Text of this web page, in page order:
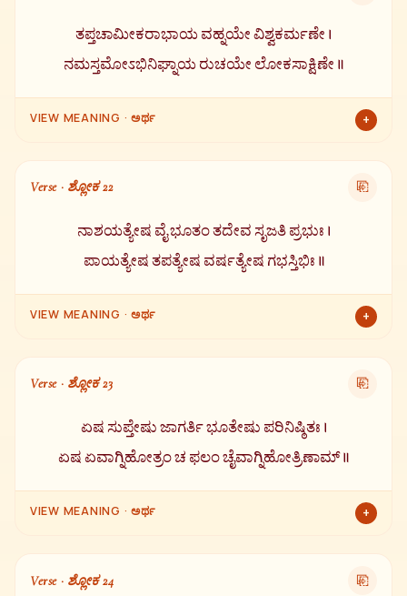
ತಪ್ತಚಾಮೀಕರಾಭಾಯ ವಹ್ನಯೇ ವಿಶ್ವಕರ್ಮಣೇ ।
ನಮಸ್ತಮೋಽಭಿನಿಘ್ನಾಯ ರುಚಯೇ ಲೋಕಸಾಕ್ಷಿಣೇ ॥
VIEW MEANING · ಅರ್ಥ +
ಕತ್ತಲೆಯನ್ನು ಪೂರ್ಣವಾಗಿ ನಾಶಗೊಳಿಸುವವನಿಗೆ, ಕಾಂತಿಯುತನಿಗೆ, ಲೋಕ
ಸಾಕ್ಷಿಯಾದ ಸೂರ್ಯ ದೇವನಿಗೆ ನಮಸ್ಕಾರ.
Verse · ಶ್ಲೋಕ 22 ⎘
ನಾಶಯತ್ಯೇಷ ವೈ ಭೂತಂ ತದೇವ ಸೃಜತಿ ಪ್ರಭುಃ ।
ಪಾಯತ್ಯೇಷ ತಪತ್ಯೇಷ ವರ್ಷತ್ಯೇಷ ಗಭಸ್ತಿಭಿಃ ॥
VIEW MEANING · ಅರ್ಥ +
ಸೃಷ್ಟಿಸುತ್ತಾನೆ. ತನ್ನ ಕಿರಣಗಳಿಂದ ಇವನು ಜಲವನ್ನು ಹೀರುತ್ತಾನೆ, ತಪಿಸುತ್ತಾನೆ
Verse · ಶ್ಲೋಕ 23 ⎘
ಏಷ ಸುಪ್ತೇಷು ಜಾಗರ್ತಿ ಭೂತೇಷು ಪರಿನಿಷ್ಠಿತಃ ।
ಏಷ ಏವಾಗ್ನಿಹೋತ್ರಂ ಚ ಫಲಂ ಚೈವಾಗ್ನಿಹೋತ್ರಿಣಾಮ್ ॥
VIEW MEANING · ಅರ್ಥ +
ಎಚ್ಚರವಾಗಿರುತ್ತಾನೆ. ಇವನೇ ಅಗ್ನಿಹೋತ್ರ ಮತ್ತು ಅಗ್ನಿಹೋತ್ರ ಮಾಡುವವರಿಗೆ
Verse · ಶ್ಲೋಕ 24 ⎘